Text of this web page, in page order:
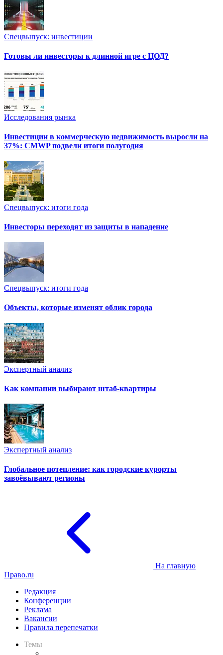
Спецвыпуск: инвестиции
Готовы ли инвесторы к длинной игре с ЦОД?
Исследования рынка
Инвестиции в коммерческую недвижимость выросли на
37%: CMWP подвели итоги полугодия
Спецвыпуск: итоги года
Инвесторы переходят из защиты в нападение
Спецвыпуск: итоги года
Объекты, которые изменят облик города
Экспертный анализ
Как компании выбирают штаб-квартиры
Экспертный анализ
Глобальное потепление: как городские курорты
завоёвывают регионы
На главную
Право.ru
Редакция
Конференции
Реклама
Вакансии
Правила перепечатки
Темы